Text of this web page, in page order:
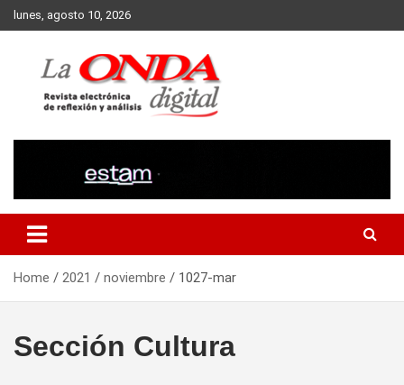
Skip
to
lunes, agosto 10, 2026
Home 2021 noviembre 1027-mar